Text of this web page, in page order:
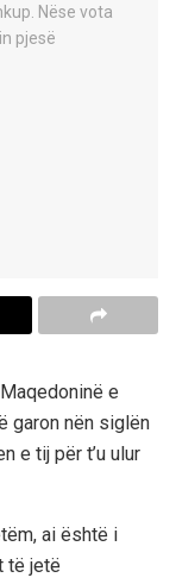
e
garon nën siglën
e tij për t’u ulur
ai është i
të jetë